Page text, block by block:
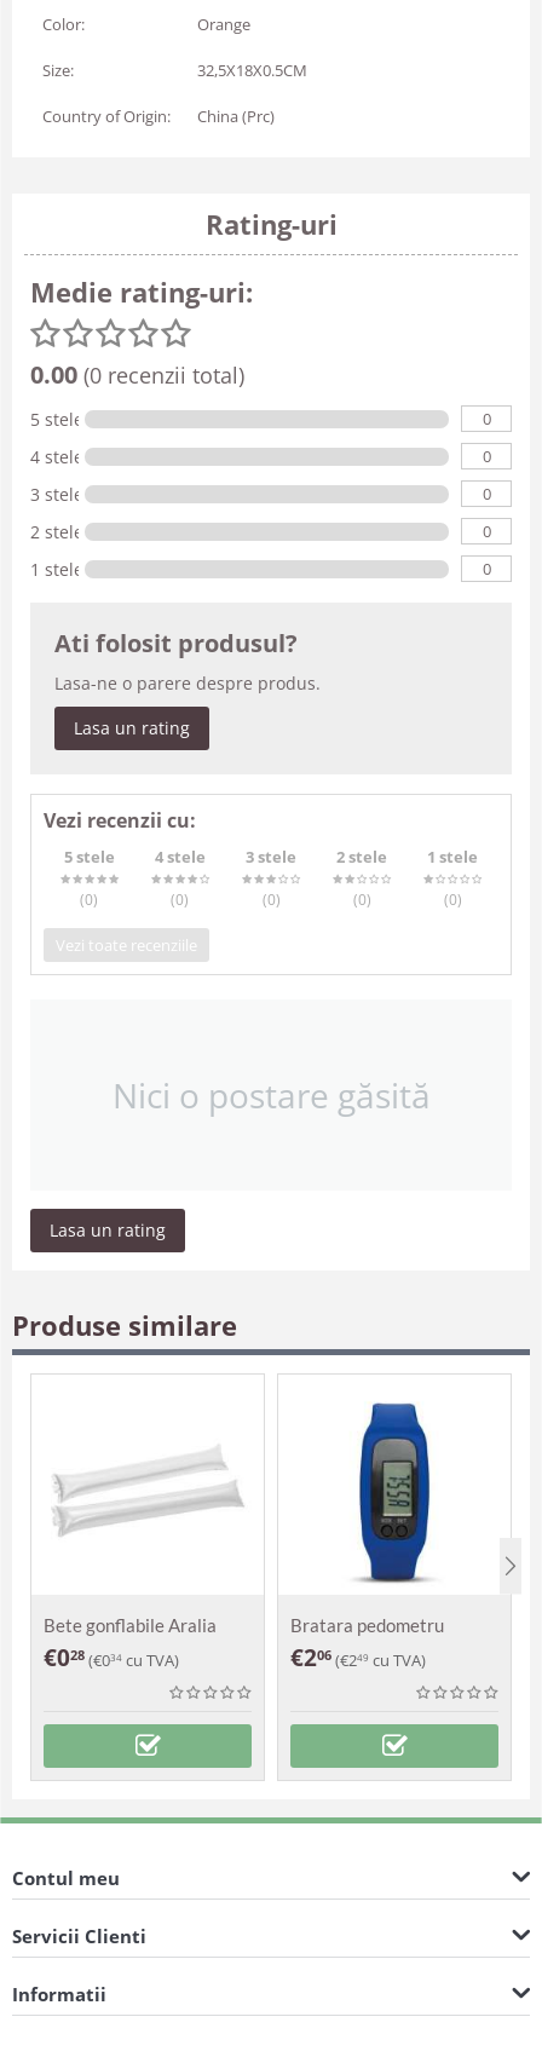
Color: Orange
Size: 32,5X18X0.5CM
Country of Origin: China (Prc)
Rating-uri
Medie rating-uri:
0.00 (0 recenzii total)
5 stele 0
4 stele 0
3 stele 0
2 stele 0
1 stele 0
Ati folosit produsul?
Lasa-ne o parere despre produs.
Lasa un rating
Vezi recenzii cu:
5 stele
(0)
4 stele
(0)
3 stele
(0)
2 stele
(0)
1 stele
(0)
Vezi toate recenziile
Nici o postare găsită
Lasa un rating
Produse similare
Bete gonflabile Aralia
€028 (€034 cu TVA)
Bratara pedometru
Damasc
€206 (€249 cu TVA)
Contul meu
Servicii Clienti
Informatii